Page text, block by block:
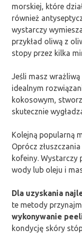
morskiej, które
również
wystarczy
przykład oliwą z
stopy przez kilka
Jeśli masz wrażliwą
idealnym
kokosowym,
skutecznie
Kolejną popularną
Oprócz
kofeiny. Wystarczy
wody lub oleju i
Dla uzyskania
te metody
wykonywanie
kondycję skóry